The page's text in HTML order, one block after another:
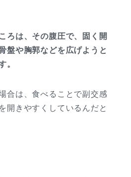
ろは、その腹圧で、固く開
盤や胸郭などを広げようと
。
合は、食べることで副交感
開きやすくしているんだと